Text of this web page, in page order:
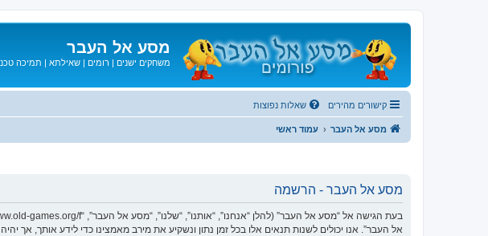
מסע אל העבר
משחקים ישנים | רומים | שאילתא | תמיכה
קישורים מהירים שאלות נפוצות
מסע אל העבר עמוד ראשי
מסע אל העבר - הרשמה
אל העבר”. אנו יכולים לשנות תנאים אלו בכל זמן נתון ונשקיע את מירב מאמצינו כדי לידע אותך,